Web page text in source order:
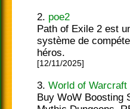
2. poe2
Path of Exile 2 est
système de
héros.
[12/11/2025]
3.World of Warcraft
Buy WoW Boosting